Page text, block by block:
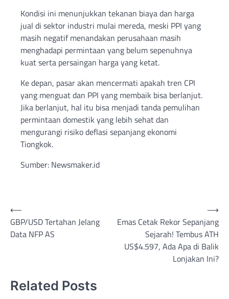
Kondisi ini menunjukkan tekanan biaya dan harga
jual di sektor industri mulai mereda, meski PPI yang
masih negatif menandakan perusahaan masih
menghadapi permintaan yang belum sepenuhnya
kuat serta persaingan harga yang ketat.
Ke depan, pasar akan mencermati apakah tren CPI
yang menguat dan PPI yang membaik bisa berlanjut.
Jika berlanjut, hal itu bisa menjadi tanda pemulihan
permintaan domestik yang lebih sehat dan
mengurangi risiko deflasi sepanjang ekonomi
Tiongkok.
Sumber: Newsmaker.id
Post
navigation
⟵
GBP/USD Tertahan Jelang
Data NFP AS
Emas Cetak Rekor Sepanjang
Sejarah! Tembus ATH
US$4.597, Ada Apa di Balik
Lonjakan Ini?
⟶
Related Posts